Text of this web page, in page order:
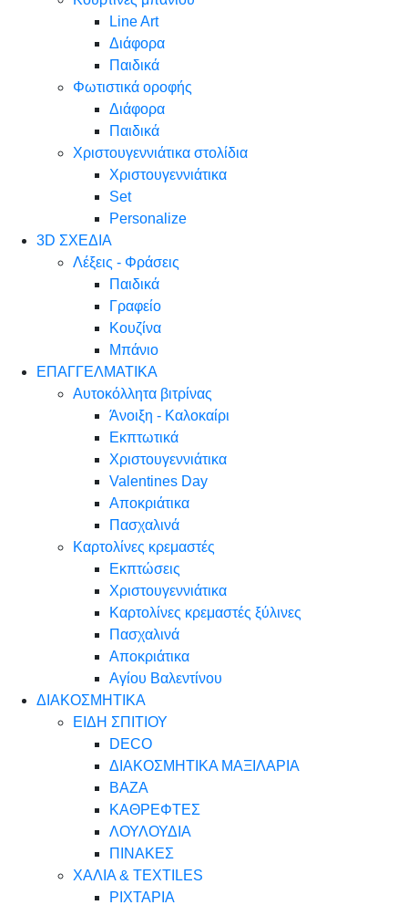
Line Art
Διάφορα
Παιδικά
Φωτιστικά οροφής
Διάφορα
Παιδικά
Χριστουγεννιάτικα στολίδια
Χριστουγεννιάτικα
Set
Personalize
3D ΣΧΕΔΙΑ
Λέξεις - Φράσεις
Παιδικά
Γραφείο
Κουζίνα
Μπάνιο
ΕΠΑΓΓΕΛΜΑΤΙΚΑ
Αυτοκόλλητα βιτρίνας
Άνοιξη - Καλοκαίρι
Εκπτωτικά
Χριστουγεννιάτικα
Valentines Day
Αποκριάτικα
Πασχαλινά
Καρτολίνες κρεμαστές
Εκπτώσεις
Χριστουγεννιάτικα
Καρτολίνες κρεμαστές ξύλινες
Πασχαλινά
Αποκριάτικα
Αγίου Βαλεντίνου
ΔΙΑΚΟΣΜΗΤΙΚΑ
ΕΙΔΗ ΣΠΙΤΙΟΥ
DECO
ΔΙΑΚΟΣΜΗΤΙΚΑ ΜΑΞΙΛΑΡΙΑ
ΒΑΖΑ
ΚΑΘΡΕΦΤΕΣ
ΛΟΥΛΟΥΔΙΑ
ΠΙΝΑΚΕΣ
ΧΑΛΙΑ & TEXTILES
ΡΙΧΤΑΡΙΑ